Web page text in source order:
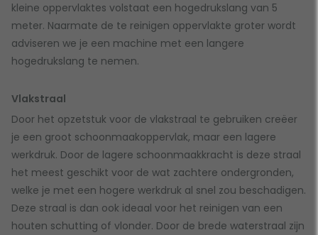
kleine oppervlaktes volstaat een hogedrukslang van 5
meter. Naarmate de te reinigen oppervlakte groter wordt
adviseren we je een machine met een langere
hogedrukslang te nemen.
Vlakstraal
Door het opzetstuk voor de vlakstraal te gebruiken creëer
je een groot schoonmaakoppervlak, maar een lagere
werkdruk. Door de lagere schoonmaakkracht is deze straal
het meest geschikt voor de wat zachtere ondergronden,
welke je met een hogere werkdruk al snel zou beschadigen.
Deze straal is dan ook ideaal voor het reinigen van een
houten schutting of vlonder. Door de brede waterstraal zijn